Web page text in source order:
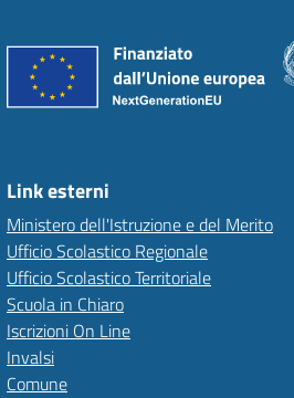
Link esterni
Ministero dell'Istruzione e del Merito
Ufficio Scolastico Regionale
Ufficio Scolastico Territoriale
Scuola in Chiaro
Iscrizioni On Line
Invalsi
Comune